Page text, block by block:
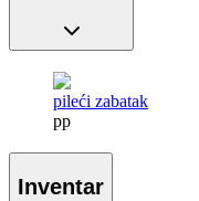
pileći zabatak
pp
Inventar